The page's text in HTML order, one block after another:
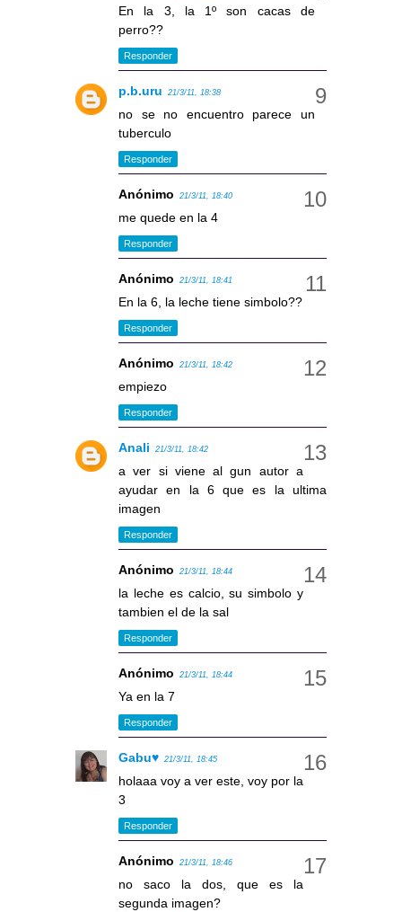
En la 3, la 1º son cacas de
perro??
Responder
p.b.uru 21/3/11, 18:38
no se no encuentro parece un
tuberculo
Responder
Anónimo 21/3/11, 18:40
me quede en la 4
Responder
Anónimo 21/3/11, 18:41
En la 6, la leche tiene simbolo??
Responder
Anónimo 21/3/11, 18:42
empiezo
Responder
Anali 21/3/11, 18:42
a ver si viene al gun autor a
ayudar en la 6 que es la ultima
imagen
Responder
Anónimo 21/3/11, 18:44
la leche es calcio, su simbolo y
tambien el de la sal
Responder
Anónimo 21/3/11, 18:44
Ya en la 7
Responder
Gabu♥ 21/3/11, 18:45
holaaa voy a ver este, voy por la
3
Responder
Anónimo 21/3/11, 18:46
no saco la dos, que es la
segunda imagen?